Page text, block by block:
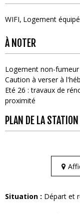
WIFI Logement
À NOTER
Logement non-fumeur
Caution à verser à
Eté 26 : travaux de
proximité
PLAN DE LA STATION
Situation : Départ et